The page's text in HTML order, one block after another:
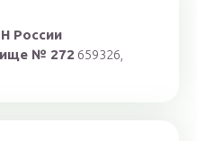
России
№ 272 659326,